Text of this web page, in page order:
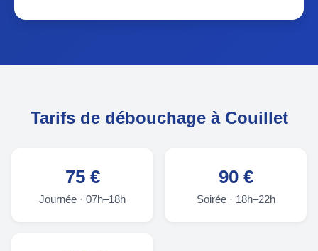
Tarifs de débouchage à Couillet
75 €
Journée · 07h–18h
90 €
Soirée · 18h–22h